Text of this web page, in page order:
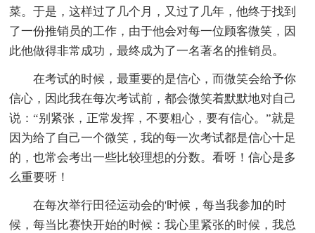
菜。于是，这样过了几个月，又过了几年，他终于找到
了一份推销员的工作，由于他会对每一位顾客微笑，因
此他做得非常成功，最终成为了一名著名的推销员。
在考试的时候，最重要的是信心，而微笑会给予你
信心，因此我在每次考试前，都会微笑着默默地对自己
说：“别紧张，正常发挥，不要粗心，要有信心。”就是
因为给了自己一个微笑，我的每一次考试都是信心十足
的，也常会考出一些比较理想的分数。看呀！信心是多
么重要呀！
在每次举行田径运动会的'时候，每当我参加的时
候，每当比赛快开始的时候：我心里紧张的时候，我总